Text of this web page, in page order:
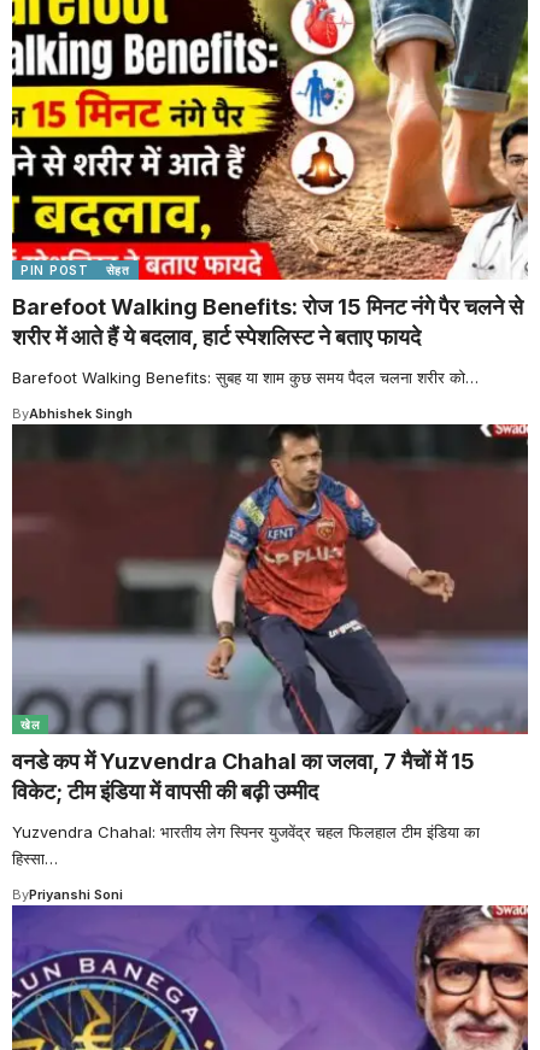
PIN POST सेहत
Barefoot Walking Benefits: रोज 15 मिनट नंगे पैर चलने से
शरीर में आते हैं ये बदलाव, हार्ट स्पेशलिस्ट ने बताए फायदे
Barefoot Walking Benefits: सुबह या शाम कुछ समय पैदल चलना शरीर को…
ByAbhishek Singh
खेल
वनडे कप में Yuzvendra Chahal का जलवा, 7 मैचों में 15
विकेट; टीम इंडिया में वापसी की बढ़ी उम्मीद
Yuzvendra Chahal: भारतीय लेग स्पिनर युजवेंद्र चहल फिलहाल टीम इंडिया का
हिस्सा…
ByPriyanshi Soni